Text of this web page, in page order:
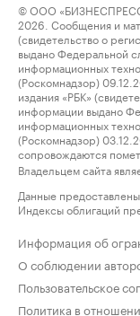
© ООО
2026. Сообщения и
(свидетельство о
выдано Федеральной
информационных
(Роскомнадзор)
издания «РБК»
информации выдано
информационных
(Роскомнадзор)
сопровождаются
Владельцем сайта
Данные
Индексы облигаций
Информация об
О соблюдении
Пользовательское
Политика в